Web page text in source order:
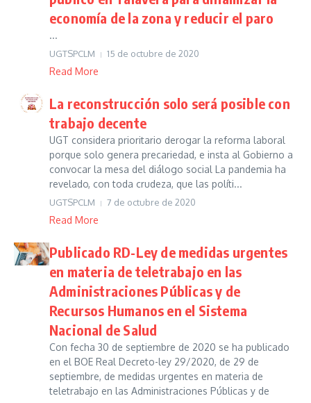
economía de la zona y reducir el paro
...
UGTSPCLM 15 de octubre de 2020
Read More
La reconstrucción solo será posible con
trabajo decente
UGT considera prioritario derogar la reforma laboral
porque solo genera precariedad, e insta al Gobierno a
convocar la mesa del diálogo social La pandemia ha
revelado, con toda crudeza, que las políti...
UGTSPCLM 7 de octubre de 2020
Read More
Publicado RD-Ley de medidas urgentes
en materia de teletrabajo en las
Administraciones Públicas y de
Recursos Humanos en el Sistema
Nacional de Salud
Con fecha 30 de septiembre de 2020 se ha publicado
en el BOE Real Decreto-ley 29/2020, de 29 de
septiembre, de medidas urgentes en materia de
teletrabajo en las Administraciones Públicas y de